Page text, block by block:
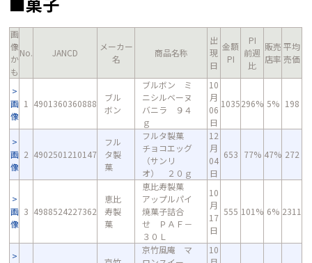
画
像
か
も
No. JANCD
メーカー
名
商品名称
出
現
日
金額
PI
PI
前週
比
販売
店率
平均
売価
画
像
1 4901360360888
ブル
ボン
ブルボン ミ
ニシルベーヌ
バニラ ９４
ｇ
10
月
06
日
1035296% 5% 198
画
像
2 4902501210147
フル
タ製
菓
フルタ製菓
チョコエッグ
（サンリ
オ） ２０ｇ
12
月
04
日
653 77% 47% 272
画
像
3 4988524227362
恵比
寿製
菓
恵比寿製菓
アップルパイ
焼菓子詰合
せ ＰＡＦ－
３０Ｌ
10
月
17
日
555 101% 6% 2311
京竹風庵 マ
10